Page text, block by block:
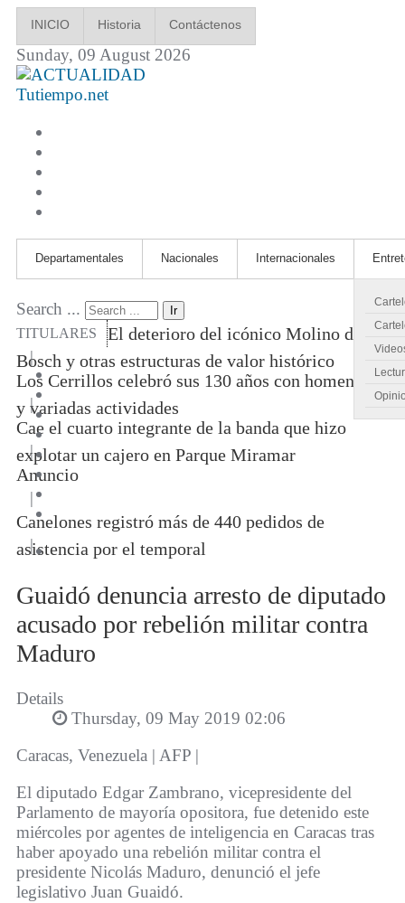
INICIO Historia Contáctenos
Sunday, 09 August 2026
Tutiempo.net
Departamentales Nacionales Internacionales
Search ... Ir
TITULARES
El deterioro del icónico Molino de
Bosch y otras estructuras de valor histórico
|
Los Cerrillos celebró sus 130 años con homenajes
y variadas actividades
|
Cae el cuarto integrante de la banda que hizo
explotar un cajero en Parque Miramar
|
Anuncio
|
Canelones registró más de 440 pedidos de
asistencia por el temporal
|
Guaidó denuncia arresto de diputado
acusado por rebelión militar contra
Maduro
Details
Thursday, 09 May 2019 02:06
Caracas, Venezuela | AFP |
El diputado Edgar Zambrano, vicepresidente del
Parlamento de mayoría opositora, fue detenido este
miércoles por agentes de inteligencia en Caracas tras
haber apoyado una rebelión militar contra el
presidente Nicolás Maduro, denunció el jefe
legislativo Juan Guaidó.